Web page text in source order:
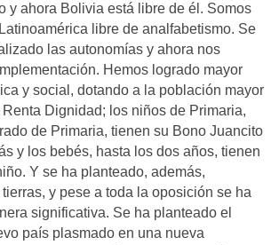
y ahora Bolivia está libre de él. Somos
libre de analfabetismo. Se
las autonomías y ahora nos
Hemos logrado mayor
y social, dotando a la población mayor
Dignidad; los niños de Primaria,
de Primaria, tienen su Bono Juancito
y los bebés, hasta los dos años, tienen
Y se ha planteado, además,
y pese a toda la oposición se ha
significativa. Se ha planteado el
país plasmado en una nueva